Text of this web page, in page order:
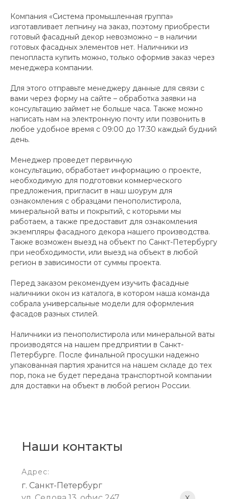
Компания «Система промышленная группа»
изготавливает лепнину на заказ, поэтому приобрести
готовый фасадный декор невозможно – в наличии
готовых фасадных элементов нет. Наличники из
пенопласта купить можно, только оформив заказ через
менеджера компании.
Для этого отправьте менеджеру данные для связи с
вами через форму на сайте – обработка заявки на
консультацию займет не больше часа. Также можно
написать нам на электронную почту или позвонить в
любое удобное время с 09:00 до 17:30 каждый будний
день.
Менеджер проведет первичную
консультацию, обработает информацию о проекте,
необходимую для подготовки коммерческого
предложения, пригласит в наш шоурум для
ознакомления с образцами пенополистирола,
минеральной ваты и покрытий, с которыми мы
работаем, а также предоставит для ознакомления
экземпляры фасадного декора нашего производства.
Также возможен выезд на объект по Санкт-Петербургу
при необходимости, или выезд на объект в любой
регион в зависимости от суммы проекта.
Перед заказом рекомендуем изучить фасадные
наличники окон из каталога, в котором наша команда
собрала универсальные модели для оформления
фасадов разных стилей.
Наличники из пенополистирола или минеральной ваты
производятся на нашем предприятии в Санкт-
Петербурге. После финальной просушки надежно
упакованная партия хранится на нашем складе до тех
пор, пока не будет передана транспортной компании
для доставки на объект в любой регион России.
Наши контакты
Адрес:
г. Санкт-Петербург